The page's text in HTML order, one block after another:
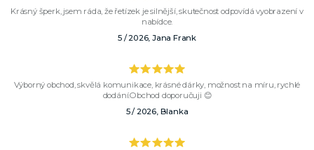
Krásný šperk, jsem ráda, že řetízek je silnější, skutečnost odpovídá vyobrazení v
nabídce.
5 / 2026, Jana Frank
Výborný obchod, skvělá komunikace, krásné dárky, možnost na míru, rychlé
dodání.Obchod doporučuji 😊
5 / 2026, Blanka